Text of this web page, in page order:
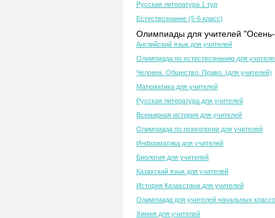
Русская литература 1 тур
Естествознание (5-6 класс)
Олимпиады для учителей
Английский язык для учителей
Олимпиада по естествознанию для
Человек. Общество. Право. (для учителей)
Математика для учителей
Русская литература для учителей
Всемирная история для учителей
Олимпиада по психологии для учителей
Информатика для учителей
Биология для учителей
Казахский язык для учителей
История Казахстана для учителей
Олимпиада для учителей начальных
Химия для учителей